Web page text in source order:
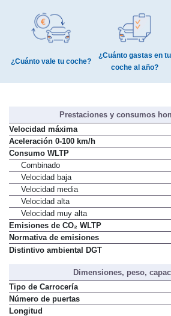
¿Cuánto vale tu coche?
¿Cuánto gastas en tu
coche al año?
Prestaciones y consumos
Velocidad máxima
Aceleración 0-100 km/h
Consumo WLTP
Combinado
Velocidad baja
Velocidad media
Velocidad alta
Velocidad muy alta
Emisiones de CO₂ WLTP
Normativa de emisiones
Distintivo ambiental DGT
Dimensiones, peso,
Tipo de Carrocería
Número de puertas
Longitud